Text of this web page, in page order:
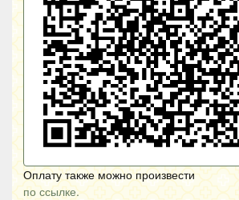
Оплату также можно произвести
по ссылке.